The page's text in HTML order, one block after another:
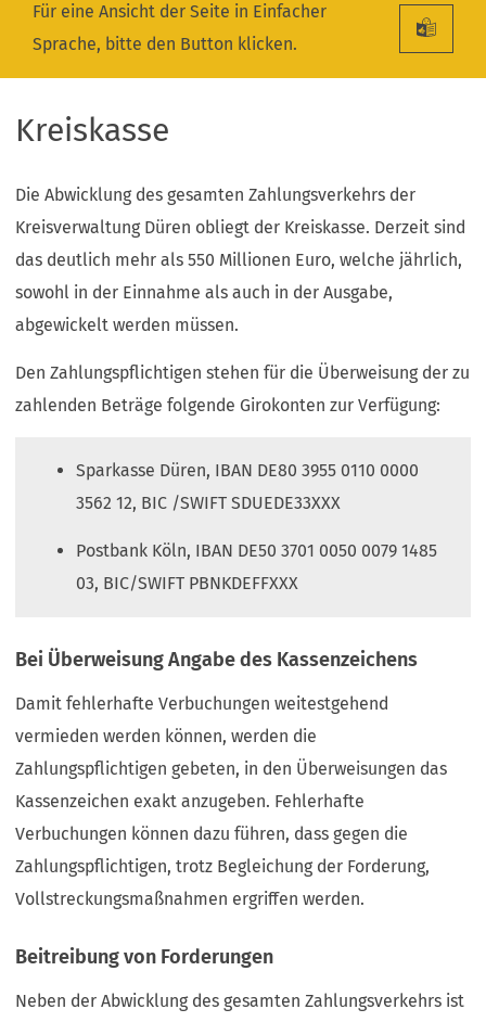
Für eine Ansicht der Seite in Einfacher
Sprache, bitte den Button klicken.
Kreiskasse
Die Abwicklung des gesamten Zahlungsverkehrs der
Kreisverwaltung Düren obliegt der Kreiskasse. Derzeit sind
das deutlich mehr als 550 Millionen Euro, welche jährlich,
sowohl in der Einnahme als auch in der Ausgabe,
abgewickelt werden müssen.
Den Zahlungspflichtigen stehen für die Überweisung der zu
zahlenden Beträge folgende Girokonten zur Verfügung:
Sparkasse Düren, IBAN DE80 3955 0110 0000
3562 12, BIC /SWIFT SDUEDE33XXX
Postbank Köln, IBAN DE50 3701 0050 0079 1485
03, BIC/SWIFT PBNKDEFFXXX
Bei Überweisung Angabe des Kassenzeichens
Damit fehlerhafte Verbuchungen weitestgehend
vermieden werden können, werden die
Zahlungspflichtigen gebeten, in den Überweisungen das
Kassenzeichen exakt anzugeben. Fehlerhafte
Verbuchungen können dazu führen, dass gegen die
Zahlungspflichtigen, trotz Begleichung der Forderung,
Vollstreckungsmaßnahmen ergriffen werden.
Beitreibung von Forderungen
Neben der Abwicklung des gesamten Zahlungsverkehrs ist